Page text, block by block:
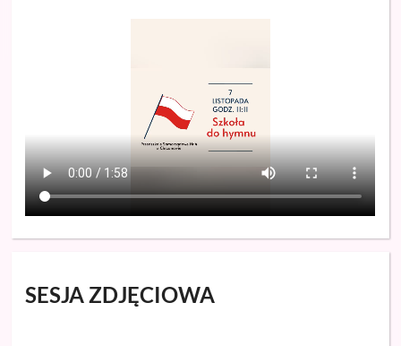
SESJA ZDJĘCIOWA